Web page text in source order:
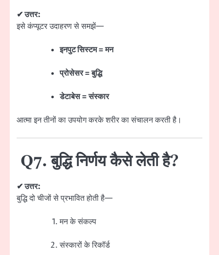
✔ उत्तर:
इसे कंप्यूटर उदाहरण से समझें—
इनपुट सिस्टम = मन
प्रोसेसर = बुद्धि
डेटाबेस = संस्कार
आत्मा इन तीनों का उपयोग करके शरीर का संचालन करती है।
Q7. बुद्धि निर्णय कैसे लेती है?
✔ उत्तर:
बुद्धि दो चीजों से प्रभावित होती है—
मन के संकल्प
संस्कारों के रिकॉर्ड